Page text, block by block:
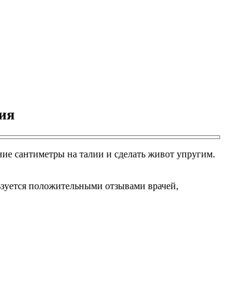
сантиметры на талии и сделать живот упругим.
положительными отзывами врачей,